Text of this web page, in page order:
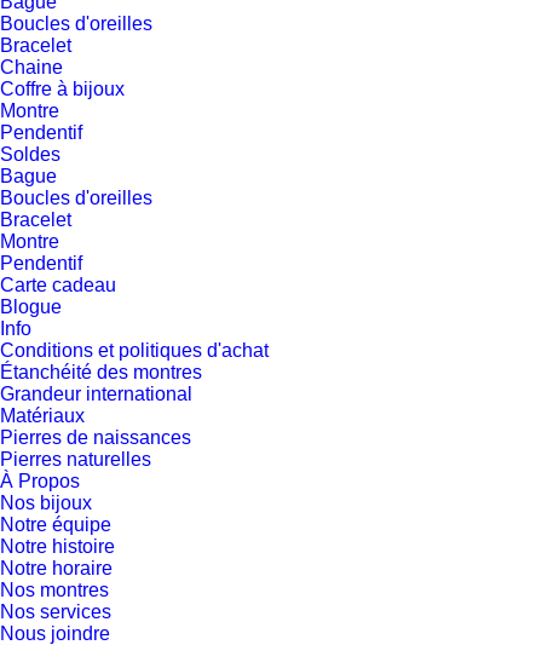
Boucles d'oreilles
Bracelet
Chaine
Coffre à bijoux
Montre
Pendentif
Soldes
Bague
Boucles d'oreilles
Bracelet
Montre
Pendentif
Carte cadeau
Blogue
Info
Conditions et politiques d'achat
Étanchéité des montres
Grandeur international
Matériaux
Pierres de naissances
Pierres naturelles
À Propos
Nos bijoux
Notre équipe
Notre histoire
Notre horaire
Nos montres
Nos services
Nous joindre